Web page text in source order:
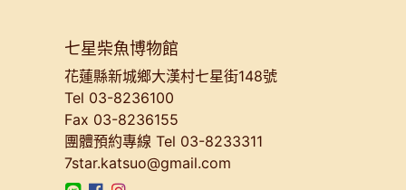
七星柴魚博物館
花蓮縣新城鄉大漢村七星街148號
Tel 03-8236100
Fax 03-8236155
團體預約專線 Tel 03-8233311
7star.katsuo@gmail.com